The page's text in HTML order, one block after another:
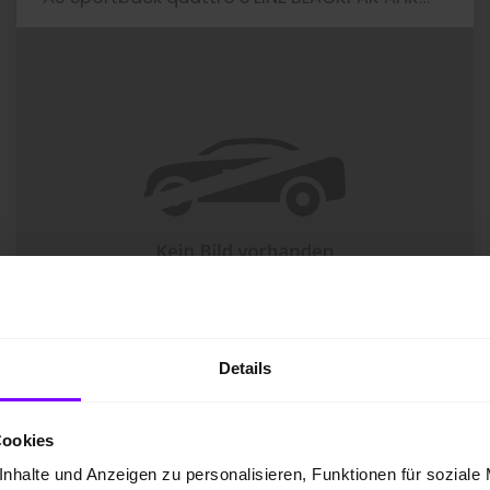
Details
und Anzeigen zu personalisieren, Funktionen für soziale
EZ 04.2026
Automatik